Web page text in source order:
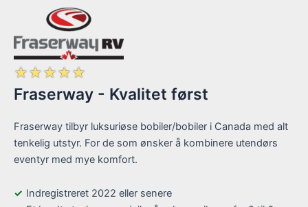
☆☆☆☆☆
Fraserway - Kvalitet først
Fraserway tilbyr luksuriøse bobiler/bobiler i Canada med alt
tenkelig utstyr. For de som ønsker å kombinere utendørs
eventyr med mye komfort.
Indregistreret 2022 eller senere